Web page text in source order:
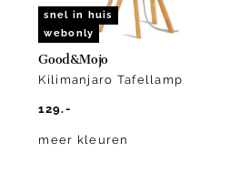
snel in huis
webonly
Good&Mojo
Kilimanjaro Tafellamp
129.-
meer kleuren